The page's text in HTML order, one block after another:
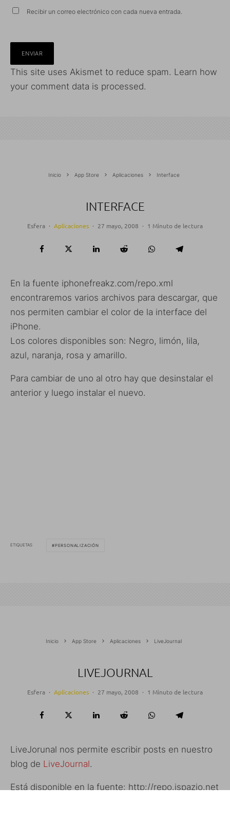
Recibir un correo electrónico con cada nueva entrada.
This site uses Akismet to reduce spam. Learn how
your comment data is processed.
Inicio App Store Aplicaciones Interface
INTERFACE
Esfera · Aplicaciones · 27 mayo, 2008 · 1 Minuto de lectura
En la fuente iphonefreakz.com/repo.xml
encontraremos varios archivos para descargar, que
nos permiten cambiar el color de la interface del
iPhone.
Los colores disponibles son: Negro, limón, lila,
azul, naranja, rosa y amarillo.
Para cambiar de uno al otro hay que desinstalar el
anterior y luego instalar el nuevo.
ETIQUETAS PERSONALIZACIÓN
Inicio App Store Aplicaciones LiveJournal
LIVEJOURNAL
Esfera · Aplicaciones · 27 mayo, 2008 · 1 Minuto de lectura
LiveJorunal nos permite escribir posts en nuestro
blog de LiveJournal.
Está disponible en la fuente: http://repo.ispazio.net